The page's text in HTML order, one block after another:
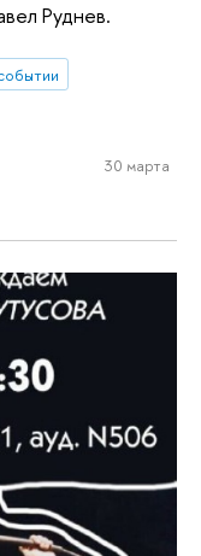
Руднев.
30 марта